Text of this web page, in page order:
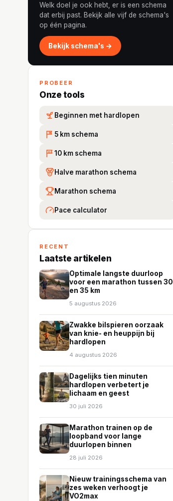
Welk doel je ook hebt, er is een schema
dat erbij past. Bekijk alle vijf de schema's
op één pagina.
Bekijk schema's →
PROBEER
Onze tools
Beginnen met hardlopen
5K 5 km schema
10 10 km schema
Halve marathon schema
Marathon schema
Pace calculator
RECENT
Laatste artikelen
Optimale langste duurloop
voor een marathon tussen 30
en 35 km
5 augustus 2026
Zwakke bilspieren oorzaak
van knie- en heuppijn bij
hardlopen
4 augustus 2026
Dagelijks tien minuten
hardlopen verbetert je
lichaam en geest
30 juli 2026
Marathon trainen op de
loopband voor lange
duurlopen binnen
28 juli 2026
Nieuw trainingsschema van
zes weken verhoogt je
VO2max